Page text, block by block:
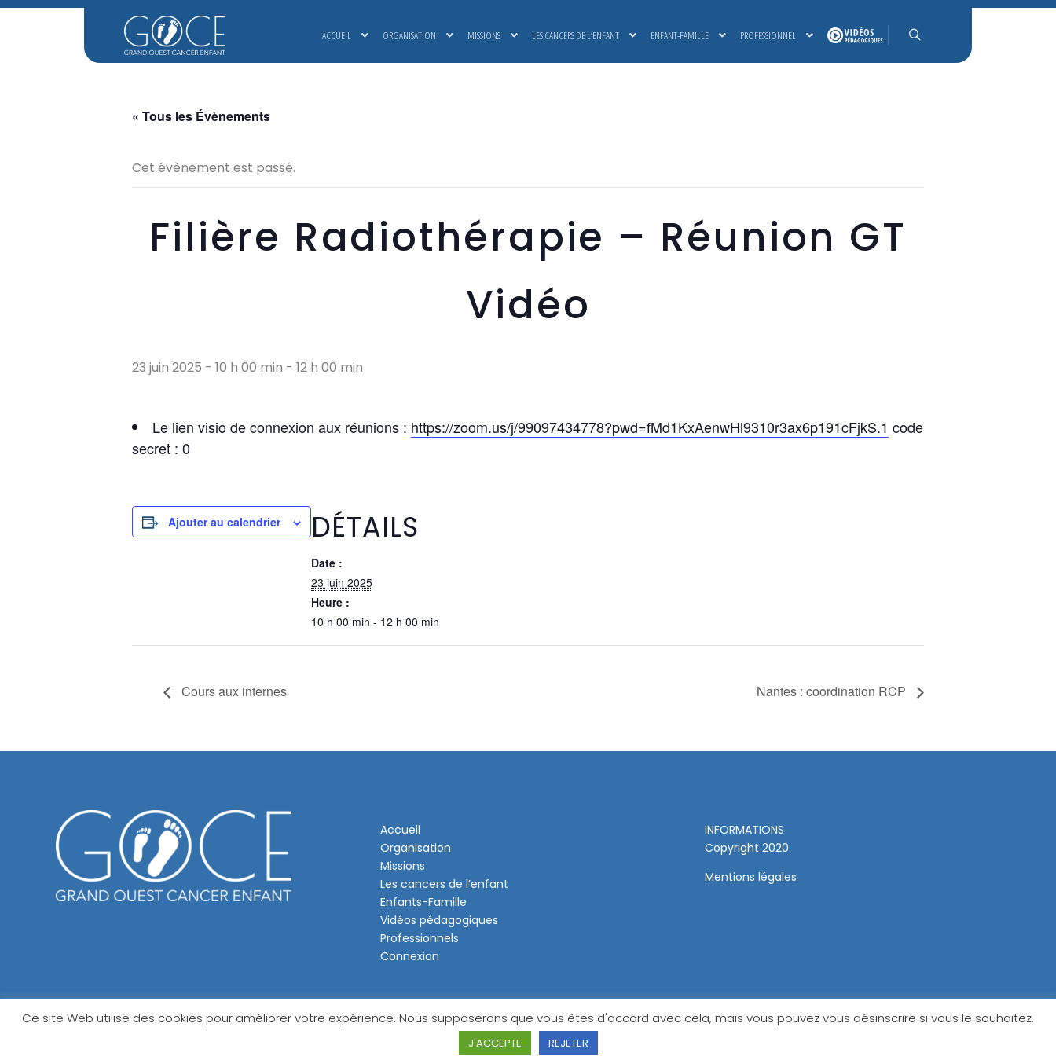
ACCUEIL ORGANISATION MISSIONS LES CANCERS DE L’ENFANT ENFANT-FAMILLE PROFESSIONNEL
Rechercher
« Tous les Évènements
Cet évènement est passé.
Filière Radiothérapie – Réunion GT
Vidéo
23 juin 2025 - 10 h 00 min - 12 h 00 min
Le lien visio de connexion aux réunions : https://zoom.us/j/99097434778?pwd=fMd1KxAenwHl9310r3ax6p191cFjkS.1 code
secret : 0
Ajouter au calendrier DÉTAILS
Date :
23 juin 2025
Heure :
10 h 00 min - 12 h 00 min
Cours aux internes Nantes : coordination RCP
Accueil
Organisation
Missions
Les cancers de l’enfant
Enfants-Famille
Vidéos pédagogiques
Professionnels
Connexion
INFORMATIONS
Copyright 2020
Mentions légales
Ce site Web utilise des cookies pour améliorer votre expérience. Nous supposerons que vous êtes d'accord avec cela, mais vous pouvez vous désinscrire si vous le souhaitez.
J'ACCEPTE REJETER